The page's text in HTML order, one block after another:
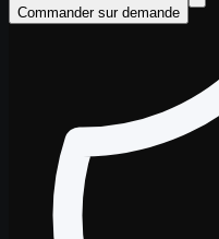
Commander sur demande